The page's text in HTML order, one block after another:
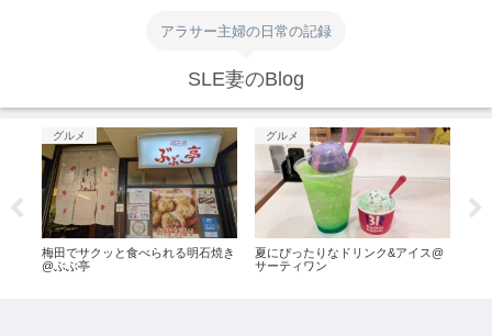
アラサー主婦の日常の記録
SLE妻のBlog
グルメ
梅田でサクッと食べられる明石焼き
@ぶぶ亭
グルメ
夏にぴったりなドリンク&アイス@
サーティワン